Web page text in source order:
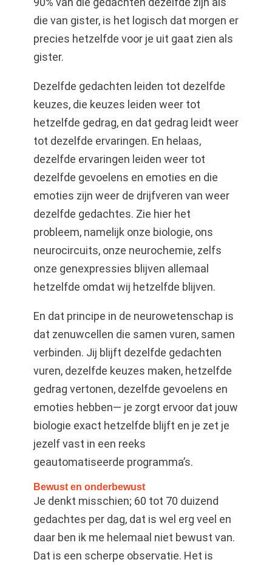
die van gister, is het logisch dat morgen er
precies hetzelfde voor je uit gaat zien als
gister.
Dezelfde gedachten leiden tot dezelfde
keuzes, die keuzes leiden weer tot
hetzelfde gedrag, en dat gedrag leidt weer
tot dezelfde ervaringen. En helaas,
dezelfde ervaringen leiden weer tot
dezelfde gevoelens en emoties en die
emoties zijn weer de drijfveren van weer
dezelfde gedachtes. Zie hier het
probleem, namelijk onze biologie, ons
neurocircuits, onze neurochemie, zelfs
onze genexpressies blijven allemaal
hetzelfde omdat wij hetzelfde blijven.
En dat principe in de neurowetenschap is
dat zenuwcellen die samen vuren, samen
verbinden. Jij blijft dezelfde gedachten
vuren, dezelfde keuzes maken, hetzelfde
gedrag vertonen, dezelfde gevoelens en
emoties hebben— je zorgt ervoor dat jouw
biologie exact hetzelfde blijft en je zet je
jezelf vast in een reeks
geautomatiseerde programma’s.
Bewust en onderbewust
Je denkt misschien; 60 tot 70 duizend
gedachtes per dag, dat is wel erg veel en
daar ben ik me helemaal niet bewust van.
Dat is een scherpe observatie. Het is